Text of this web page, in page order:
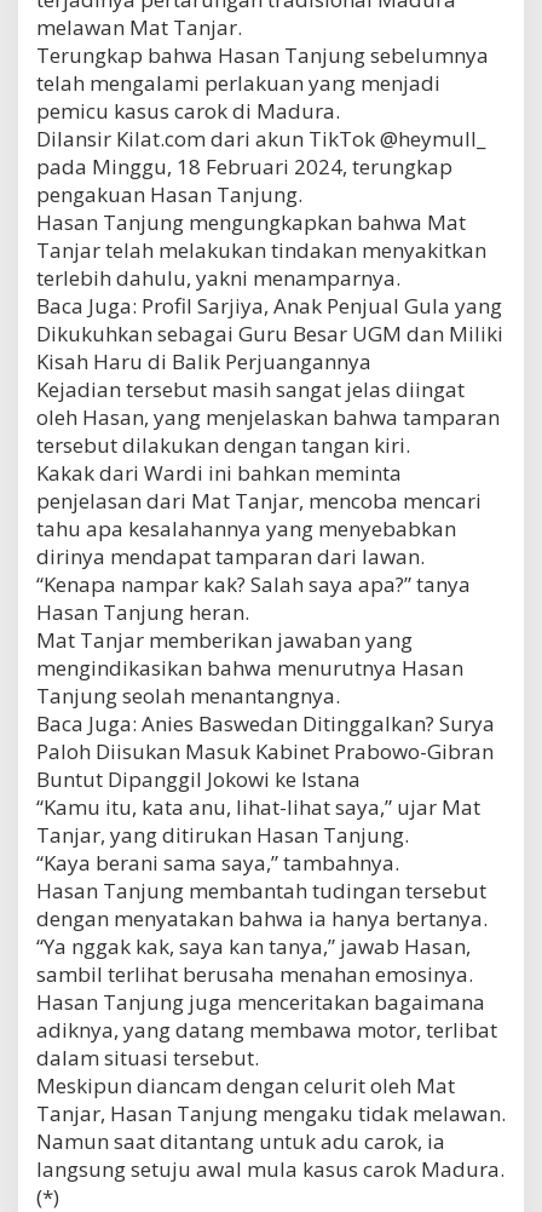
melawan Mat Tanjar.
Terungkap bahwa Hasan Tanjung sebelumnya
telah mengalami perlakuan yang menjadi
pemicu kasus carok di Madura.
Dilansir Kilat.com dari akun TikTok @heymull_
pada Minggu, 18 Februari 2024, terungkap
pengakuan Hasan Tanjung.
Hasan Tanjung mengungkapkan bahwa Mat
Tanjar telah melakukan tindakan menyakitkan
terlebih dahulu, yakni menamparnya.
Baca Juga: Profil Sarjiya, Anak Penjual Gula yang
Dikukuhkan sebagai Guru Besar UGM dan Miliki
Kisah Haru di Balik Perjuangannya
Kejadian tersebut masih sangat jelas diingat
oleh Hasan, yang menjelaskan bahwa tamparan
tersebut dilakukan dengan tangan kiri.
Kakak dari Wardi ini bahkan meminta
penjelasan dari Mat Tanjar, mencoba mencari
tahu apa kesalahannya yang menyebabkan
dirinya mendapat tamparan dari lawan.
“Kenapa nampar kak? Salah saya apa?” tanya
Hasan Tanjung heran.
Mat Tanjar memberikan jawaban yang
mengindikasikan bahwa menurutnya Hasan
Tanjung seolah menantangnya.
Baca Juga: Anies Baswedan Ditinggalkan? Surya
Paloh Diisukan Masuk Kabinet Prabowo-Gibran
Buntut Dipanggil Jokowi ke Istana
“Kamu itu, kata anu, lihat-lihat saya,” ujar Mat
Tanjar, yang ditirukan Hasan Tanjung.
“Kaya berani sama saya,” tambahnya.
Hasan Tanjung membantah tudingan tersebut
dengan menyatakan bahwa ia hanya bertanya.
“Ya nggak kak, saya kan tanya,” jawab Hasan,
sambil terlihat berusaha menahan emosinya.
Hasan Tanjung juga menceritakan bagaimana
adiknya, yang datang membawa motor, terlibat
dalam situasi tersebut.
Meskipun diancam dengan celurit oleh Mat
Tanjar, Hasan Tanjung mengaku tidak melawan.
Namun saat ditantang untuk adu carok, ia
langsung setuju awal mula kasus carok Madura.
(*)